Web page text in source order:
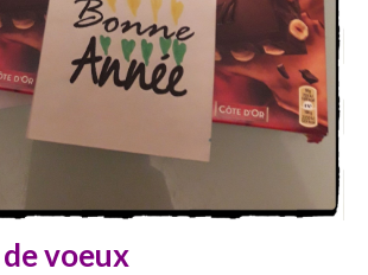
voeux